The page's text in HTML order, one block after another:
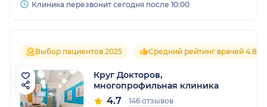
Клиника перезвонит сегодня после 10:00
Выбор пациентов 2025 Средний рейтинг врачей 4.8
Круг Докторов,
многопрофильная клиника
4.7 146 отзывов